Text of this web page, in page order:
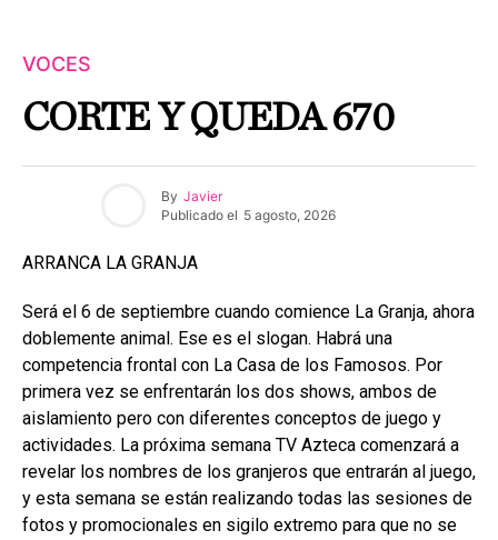
VOCES
CORTE Y QUEDA 670
By Javier
Publicado el 5 agosto, 2026
ARRANCA LA GRANJA
Será el 6 de septiembre cuando comience La Granja, ahora
doblemente animal. Ese es el slogan. Habrá una
competencia frontal con La Casa de los Famosos. Por
primera vez se enfrentarán los dos shows, ambos de
aislamiento pero con diferentes conceptos de juego y
actividades. La próxima semana TV Azteca comenzará a
revelar los nombres de los granjeros que entrarán al juego,
y esta semana se están realizando todas las sesiones de
fotos y promocionales en sigilo extremo para que no se